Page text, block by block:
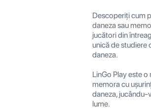
Descoperiți cum
daneza sau
jucători din
unică de studiere
daneza.
LinGo Play este
memora cu
daneza, jucându-
lume.